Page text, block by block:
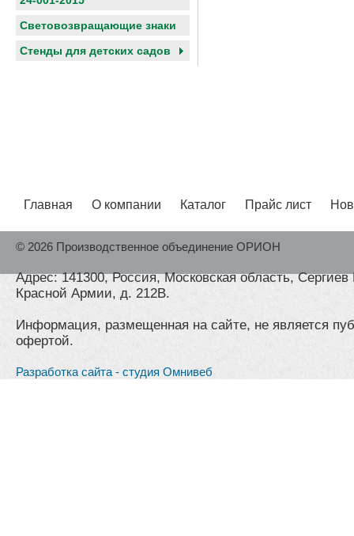
Световозвращающие знаки
Cтенды для детских садов
Главная О компании Каталог Прайс лист
© 2026 Производственное объединение ОРИОН
Адрес: 141300, Россия, Московская область,
Красной Армии, д. 212В.
Информация, размещенная на сайте, не является
офертой.
Разработка сайта - студия Омнивеб